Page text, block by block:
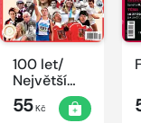
100 let/
Největší
okamžiky
českého
55Kč